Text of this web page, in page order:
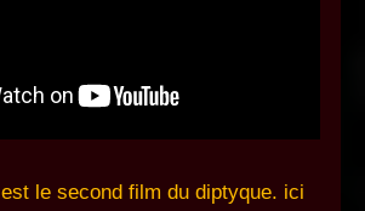
est le second film du diptyque. ici